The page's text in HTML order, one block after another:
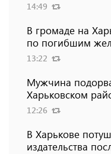
14:49
В громаде на
по погибшим
13:22
Мужчина
Харьковском
12:26
В Харькове
издательства